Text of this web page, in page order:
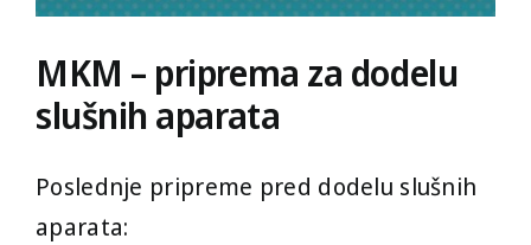
MKM – priprema za dodelu
slušnih aparata
Poslednje pripreme pred dodelu slušnih
aparata: